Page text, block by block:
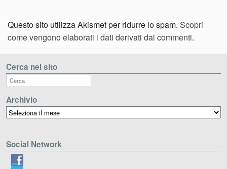
Questo sito utilizza Akismet per ridurre lo spam. Scopri
come vengono elaborati i dati derivati dai commenti.
Cerca nel sito
Archivio
Archivio
Social Network